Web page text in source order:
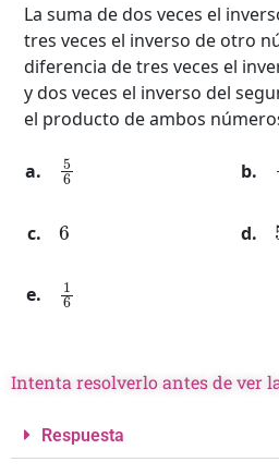
La suma de dos veces el
tres veces el inverso de otro
diferencia de tres veces el
y dos veces el inverso del
el producto de ambos
5
1
Intenta resolverlo antes de ver
Respuesta